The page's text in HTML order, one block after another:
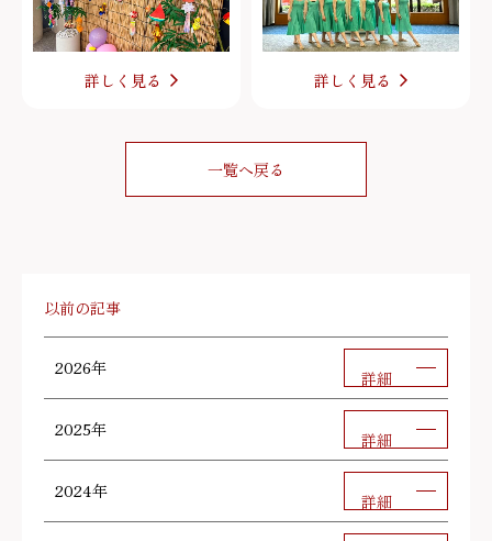
詳しく見る 詳しく見る
一覧へ戻る
以前の記事
2026年 詳細
2025年 詳細
2024年 詳細